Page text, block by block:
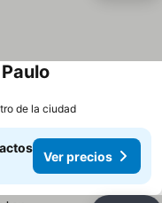
de la ciudad
Ver precios